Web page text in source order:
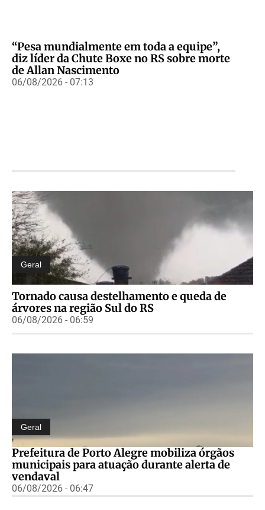
“Pesa mundialmente em toda a equipe”,
diz líder da Chute Boxe no RS sobre morte
de Allan Nascimento
06/08/2026 - 07:13
Geral
Tornado causa destelhamento e queda de
árvores na região Sul do RS
06/08/2026 - 06:59
Geral
Prefeitura de Porto Alegre mobiliza órgãos
municipais para atuação durante alerta de
vendaval
06/08/2026 - 06:47